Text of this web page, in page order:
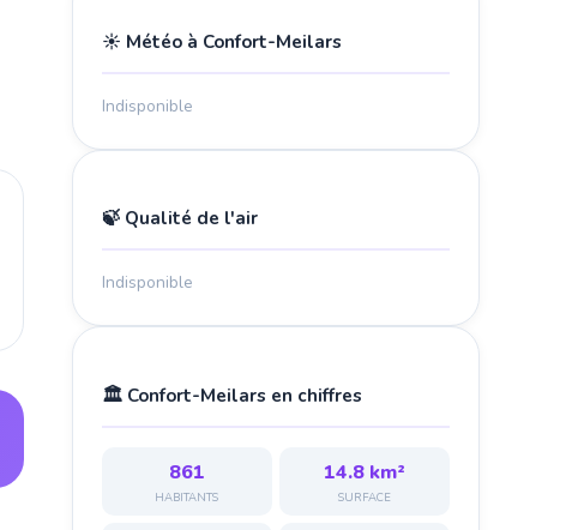
☀️ Météo à Confort-Meilars
Indisponible
🍃 Qualité de l'air
Indisponible
🏛️ Confort-Meilars en chiffres
861
HABITANTS
14.8 km²
SURFACE